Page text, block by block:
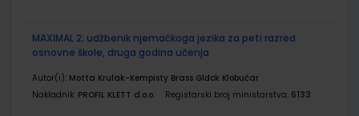
MAXIMAL 2; udžbenik njemačkoga jezika za peti razred
osnovne škole, druga godina učenja
Autor(i): Motta Krulak-Kempisty Brass Glđck Klobučar
Nakladnik: PROFIL KLETT d.o.o. Registarski broj ministarstva: 6133